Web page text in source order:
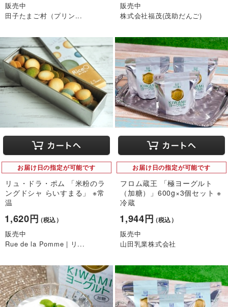
販売中
田子たまご村（プリン...
販売中
株式会社福茂(茂助だんご)
お届け日の指定が可能です
リュ・ドラ・ポム 「米粉のラ
ングドシャ らいすまる」 ※常
温
1,620円（税込）
販売中
Rue de la Pomme | リ...
お届け日の指定が可能です
フロム蔵王 「極ヨーグルト
（加糖）」600g×3個セット ※
冷蔵
1,944円（税込）
販売中
山田乳業株式会社